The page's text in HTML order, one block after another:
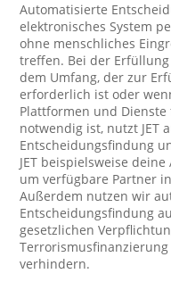
Automatisierte
elektronisches System
ohne menschliches
treffen. Bei der
dem Umfang, der zur
erforderlich ist oder
Plattformen und
notwendig ist, nutzt JET
Entscheidungsfindung
JET beispielsweise
um verfügbare Partner
Außerdem nutzen wir
Entscheidungsfindung
gesetzlichen
verhindern.